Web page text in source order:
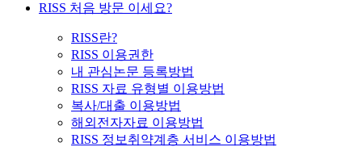
RISS 처음 방문 이세요?
RISS란?
RISS 이용권한
내 관심논문 등록방법
RISS 자료 유형별 이용방법
복사/대출 이용방법
해외전자자료 이용방법
RISS 정보취약계층 서비스 이용방법